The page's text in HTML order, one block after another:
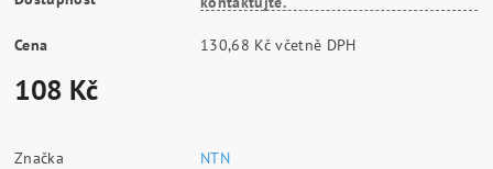
Cena 130,68 Kč včetně DPH
108 Kč
Značka
NTN